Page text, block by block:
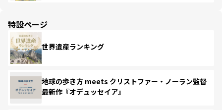
特設ページ
世界遺産ランキング
地球の歩き方 meets クリストファー・ノーラン監督
最新作『オデュッセイア』